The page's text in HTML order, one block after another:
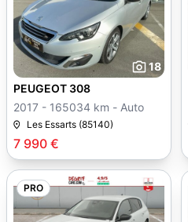
18
7 990 €
PEUGEOT 308
2017 - 165034 km - Auto
Les Essarts (85140)
PRO